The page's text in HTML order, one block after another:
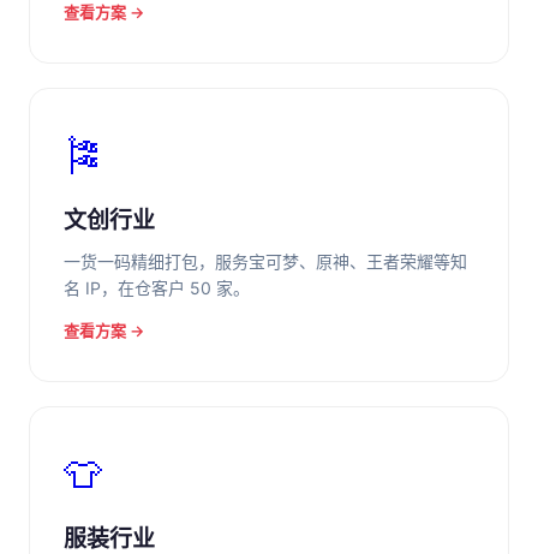
查看方案 →
🎏
文创行业
一货一码精细打包，服务宝可梦、原神、王者荣耀等知
名 IP，在仓客户 50 家。
查看方案 →
👕
服装行业